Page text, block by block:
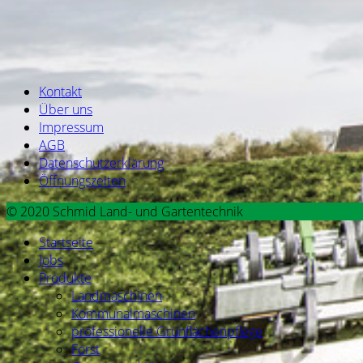
Kontakt
Über uns
Impressum
AGB
Datenschutzerklärung
Öffnungszeiten
© 2020 Schmid Land- und Gartentechnik
Startseite
Jobs
Produkte
Landmaschinen
Kommunalmaschinen
professionelle Grünflächenpflege
Forst